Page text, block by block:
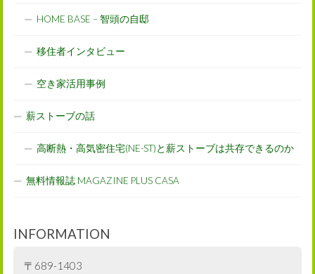
HOME BASE – 智頭の自邸
移住者インタビュー
空き家活用事例
薪ストーブの話
高断熱・高気密住宅(NE-ST)と薪ストーブは共存できるのか
無料情報誌 MAGAZINE PLUS CASA
INFORMATION
〒689-1403